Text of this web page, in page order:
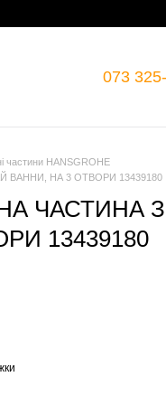
073
частини HANSGROHE
ВАННИ, НА 3 ОТВОРИ 13439180
ЧАСТИНА
13439180